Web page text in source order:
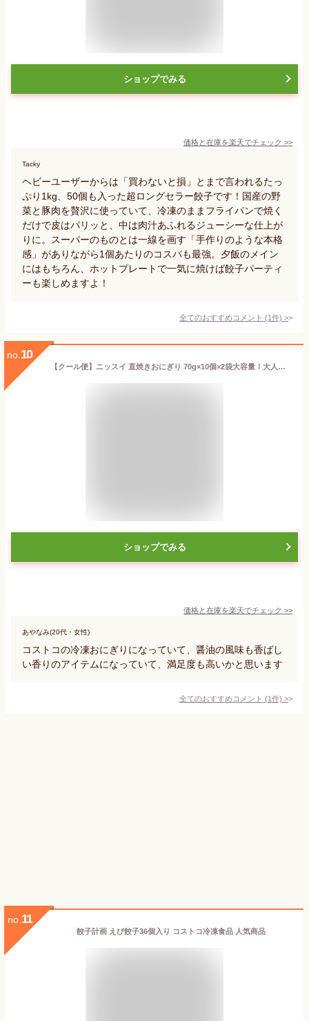
ショップでみる
価格と在庫を楽天でチェック >>
Tacky
ヘビーユーザーからは「買わないと損」とまで言われるたっ
ぷり1kg、50個も入った超ロングセラー餃子です！国産の野
菜と豚肉を贅沢に使っていて、冷凍のままフライパンで焼く
だけで皮はパリッと、中は肉汁あふれるジューシーな仕上が
りに。スーパーのものとは一線を画す「手作りのような本格
感」がありながら1個あたりのコスパも最強。夕飯のメイン
にはもちろん、ホットプレートで一気に焼けば餃子パーティ
ーも楽しめますよ！
全てのおすすめコメント (1件) >
no. 10
【クール便】ニッスイ 直焼きおにぎり 70g×10個×2袋大容量！大人気商品！コスパも◎ 国産米使用 焼きご飯 おやつ 夜食 冷凍ごはん ☆クール冷凍便☆【costco コストコ コストコ通販】★嬉しい送料無料★[5]
ショップでみる
価格と在庫を楽天でチェック >>
あやなみ(20代・女性)
コストコの冷凍おにぎりになっていて、醤油の風味も香ばし
い香りのアイテムになっていて、満足度も高いかと思います
全てのおすすめコメント (1件) >
no. 11
餃子計画 えび餃子36個入り コストコ冷凍食品 人気商品